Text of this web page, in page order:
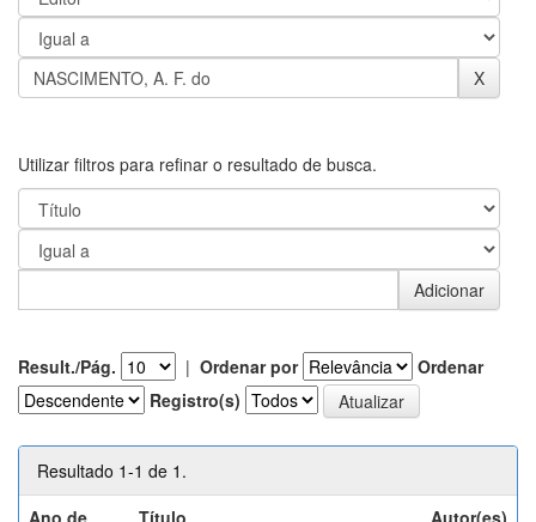
Utilizar filtros para refinar o resultado de busca.
Result./Pág. | Ordenar por
Ordenar
Registro(s)
Resultado 1-1 de 1.
Ano de
Título Autor(es)